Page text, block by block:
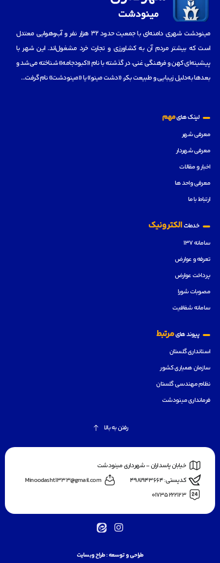
مینودشت شهری دامنه‌ای با جمعیت حدود ۳۲ هزار نفر و آب‌و‌هوایی معتدل
است که بیشتر مردم آن به کشاورزی و تجارت خرد مشغول‌اند. این شهر با
پیشینه‌ای کهن و فرهنگی غنی، در گذشته با نام «کبودجامه» شناخته می‌شد و
بعدها به‌دلیل زیبایی و طبیعت بکر، «دشت مینو» یا «مینودشت» نام گرفت…
لینک هایمهم
معرفی شهر
معرفی شهردار
اخبار و مقالات
معرفی واحد ها
ارتباط با ما
خدماتالکترونیک
سامانه ۱۳۷
تعرفه و عوارض
پرداخت عوارض
مصوبات شورا
سامانه شفافیت
پیوند هایمرتبط
استانداری گلستان
سازمان همیاری کشور
نظام مهندسی گلستان
فرمانداری مینودشت
رفتن به بالا
خیابان پاسداران - شهرداری مینودشت
کدپستی: ۴۹۸۱۹۴۳۶۶۴
Minoodasht1333@gmail.com
۰۱۷۳۵۲۲۲۱۲۳
طراحی و توسعه :طراح وبسایت